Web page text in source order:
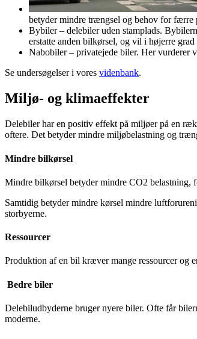
betyder mindre trængsel og behov for færre
Bybiler – delebiler uden stamplads.
erstatte anden bilkørsel, og vil i højerre
Nabobiler – privatejede biler. Her vurderer
Se undersøgelser i vores videnbank.
Miljø- og klimaeffekter
Delebiler har en positiv effekt på miljøer på en
oftere. Det betyder mindre miljøbelastning og
Mindre bilkørsel
Mindre bilkørsel betyder mindre CO2 belastning,
Samtidig betyder mindre kørsel mindre
storbyerne.
Ressourcer
Produktion af en bil kræver mange ressourcer og
Bedre biler
Delebiludbyderne bruger nyere biler. Ofte får
moderne.